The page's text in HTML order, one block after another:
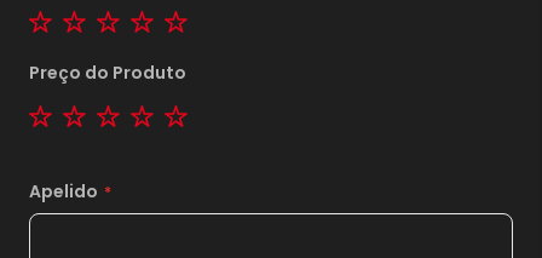
1xsem juros de
1 star2 stars3 stars4 stars
Preço do Produto
1 star2 stars3 stars4 stars
Apelido